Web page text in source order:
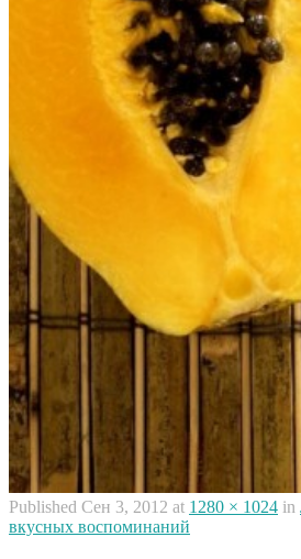
Published Сен 3, 2012 at 1280 × 1024 in
вкусных воспоминаний